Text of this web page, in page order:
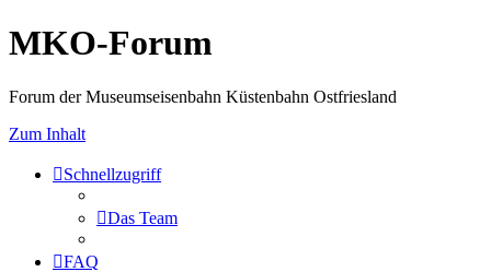
MKO-Forum
Forum der Museumseisenbahn Küstenbahn Ostfriesland
Zum Inhalt
Schnellzugriff
Das Team
FAQ